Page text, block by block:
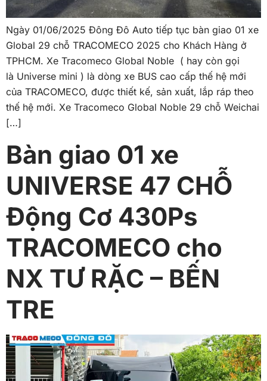
Ngày 01/06/2025 Đông Đô Auto tiếp tục bàn giao 01 xe
Global 29 chỗ TRACOMECO 2025 cho Khách Hàng ở
TPHCM. Xe Tracomeco Global Noble ( hay còn gọi
là Universe mini ) là dòng xe BUS cao cấp thế hệ mới
của TRACOMECO, được thiết kế, sản xuất, lắp ráp theo
thế hệ mới. Xe Tracomeco Global Noble 29 chỗ Weichai
[…]
Bàn giao 01 xe
UNIVERSE 47 CHỖ
Động Cơ 430Ps
TRACOMECO cho
NX TƯ RẶC – BẾN
TRE